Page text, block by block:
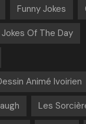
Funny Jokes
Jokes Of The Day
Animé Ivoirien
Les